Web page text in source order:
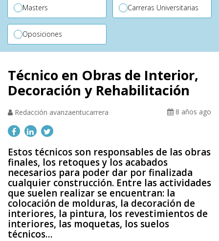
Masters Carreras Universitarias
Oposiciones
Técnico en Obras de Interior,
Decoración y Rehabilitación
Redacción avanzaentucarrera 8 años ago
Estos técnicos son responsables de las obras
finales, los retoques y los acabados
necesarios para poder dar por finalizada
cualquier construcción. Entre las actividades
que suelen realizar se encuentran: la
colocación de molduras, la decoración de
interiores, la pintura, los revestimientos de
interiores, las moquetas, los suelos
técnicos…